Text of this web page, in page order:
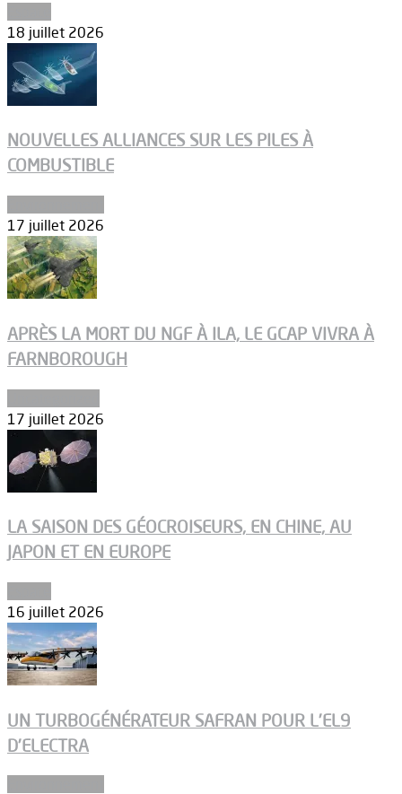
18 juillet 2026
NOUVELLES ALLIANCES SUR LES PILES À
COMBUSTIBLE
17 juillet 2026
APRÈS LA MORT DU NGF À ILA, LE GCAP VIVRA À
FARNBOROUGH
17 juillet 2026
LA SAISON DES GÉOCROISEURS, EN CHINE, AU
JAPON ET EN EUROPE
16 juillet 2026
UN TURBOGÉNÉRATEUR SAFRAN POUR L’EL9
D’ELECTRA